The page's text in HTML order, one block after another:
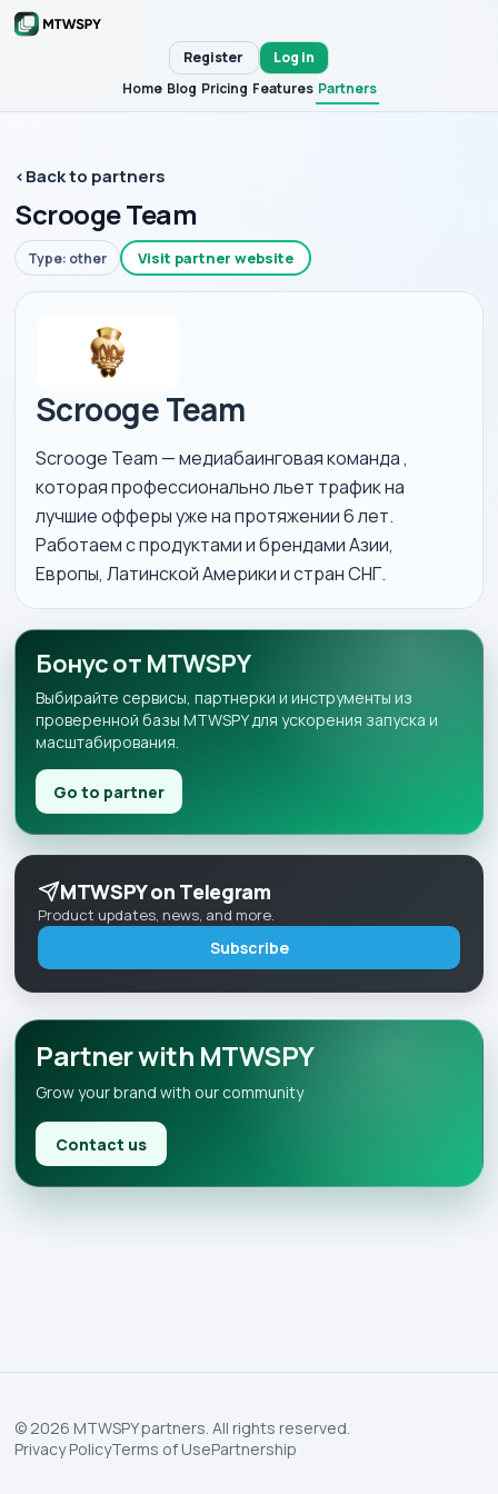
Home Blog Pricing Features Partners
Register Log in
‹Back to partners
Scrooge Team
Type: other Visit partner website
Scrooge Team
Scrooge Team — медиабаинговая команда ,
которая профессионально льет трафик на
лучшие офферы уже на протяжении 6 лет.
Работаем с продуктами и брендами Азии,
Европы, Латинской Америки и стран СНГ.
Бонус от MTWSPY
Выбирайте сервисы, партнерки и инструменты из
проверенной базы MTWSPY для ускорения запуска и
масштабирования.
Go to partner
MTWSPY on Telegram
Product updates, news, and more.
Subscribe
Partner with MTWSPY
Grow your brand with our community
Contact us
© 2026 MTWSPY partners. All rights reserved.
Privacy PolicyTerms of UsePartnership